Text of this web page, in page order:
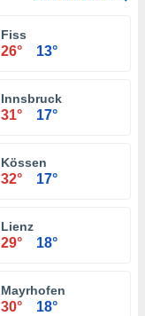
Fiss
26° 13°
Innsbruck
31° 17°
Kössen
32° 17°
Lienz
29° 18°
Mayrhofen
30° 18°